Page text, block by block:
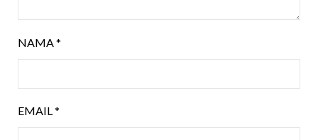
NAMA*
EMAIL*